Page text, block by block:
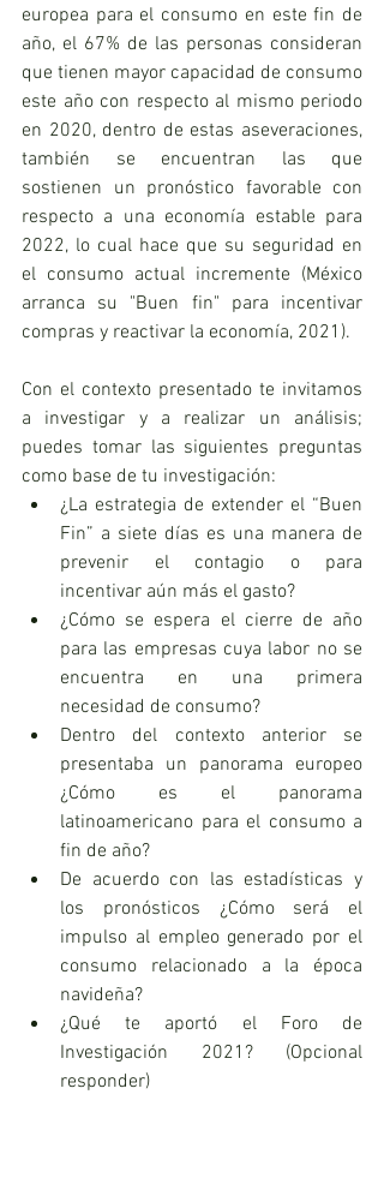
europea para el consumo en este fin de
año, el 67% de las personas consideran
que tienen mayor capacidad de consumo
este año con respecto al mismo periodo
en 2020, dentro de estas aseveraciones,
también se encuentran las que
sostienen un pronóstico favorable con
respecto a una economía estable para
2022, lo cual hace que su seguridad en
el consumo actual incremente (México
arranca su "Buen fin" para incentivar
compras y reactivar la economía, 2021).
Con el contexto presentado te invitamos
a investigar y a realizar un análisis;
puedes tomar las siguientes preguntas
como base de tu investigación:
¿La estrategia de extender el “Buen
Fin” a siete días es una manera de
prevenir el contagio o para
incentivar aún más el gasto?
¿Cómo se espera el cierre de año
para las empresas cuya labor no se
encuentra en una primera
necesidad de consumo?
Dentro del contexto anterior se
presentaba un panorama europeo
¿Cómo es el panorama
latinoamericano para el consumo a
fin de año?
De acuerdo con las estadísticas y
los pronósticos ¿Cómo será el
impulso al empleo generado por el
consumo relacionado a la época
navideña?
¿Qué te aportó el Foro de
Investigación 2021? (Opcional
responder)